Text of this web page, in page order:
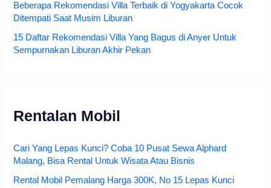
Beberapa Rekomendasi Villa Terbaik di Yogyakarta Cocok
Ditempati Saat Musim Liburan
15 Daftar Rekomendasi Villa Yang Bagus di Anyer Untuk
Sempurnakan Liburan Akhir Pekan
Rentalan Mobil
Cari Yang Lepas Kunci? Coba 10 Pusat Sewa Alphard
Malang, Bisa Rental Untuk Wisata Atau Bisnis
Rental Mobil Pemalang Harga 300K, No 15 Lepas Kunci